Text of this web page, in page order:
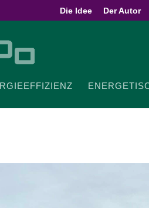
Die Idee Der Autor